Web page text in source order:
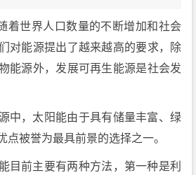
世界人口数量的不断增加和社会
对能源提出了越来越高的要求，除
能源外，发展可再生能源是社会发
中，太阳能由于具有储量丰富、绿
点被誉为最具前景的选择之一。
目前主要有两种方法，第一种是利